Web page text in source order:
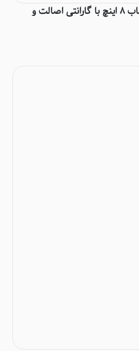
اسپیکر شرکتی EVER 1121 قد 69 سانت ساب 8 اینچ با گارانتی اصالت و